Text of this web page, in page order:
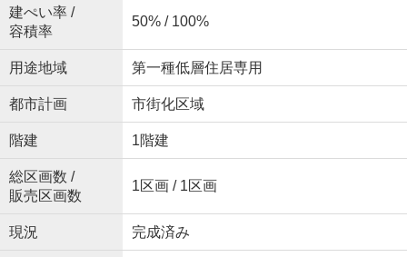
建ぺい率 /
容積率
50% / 100%
用途地域 第一種低層住居専用
都市計画 市街化区域
階建 1階建
総区画数 /
販売区画数
1区画 / 1区画
現況 完成済み